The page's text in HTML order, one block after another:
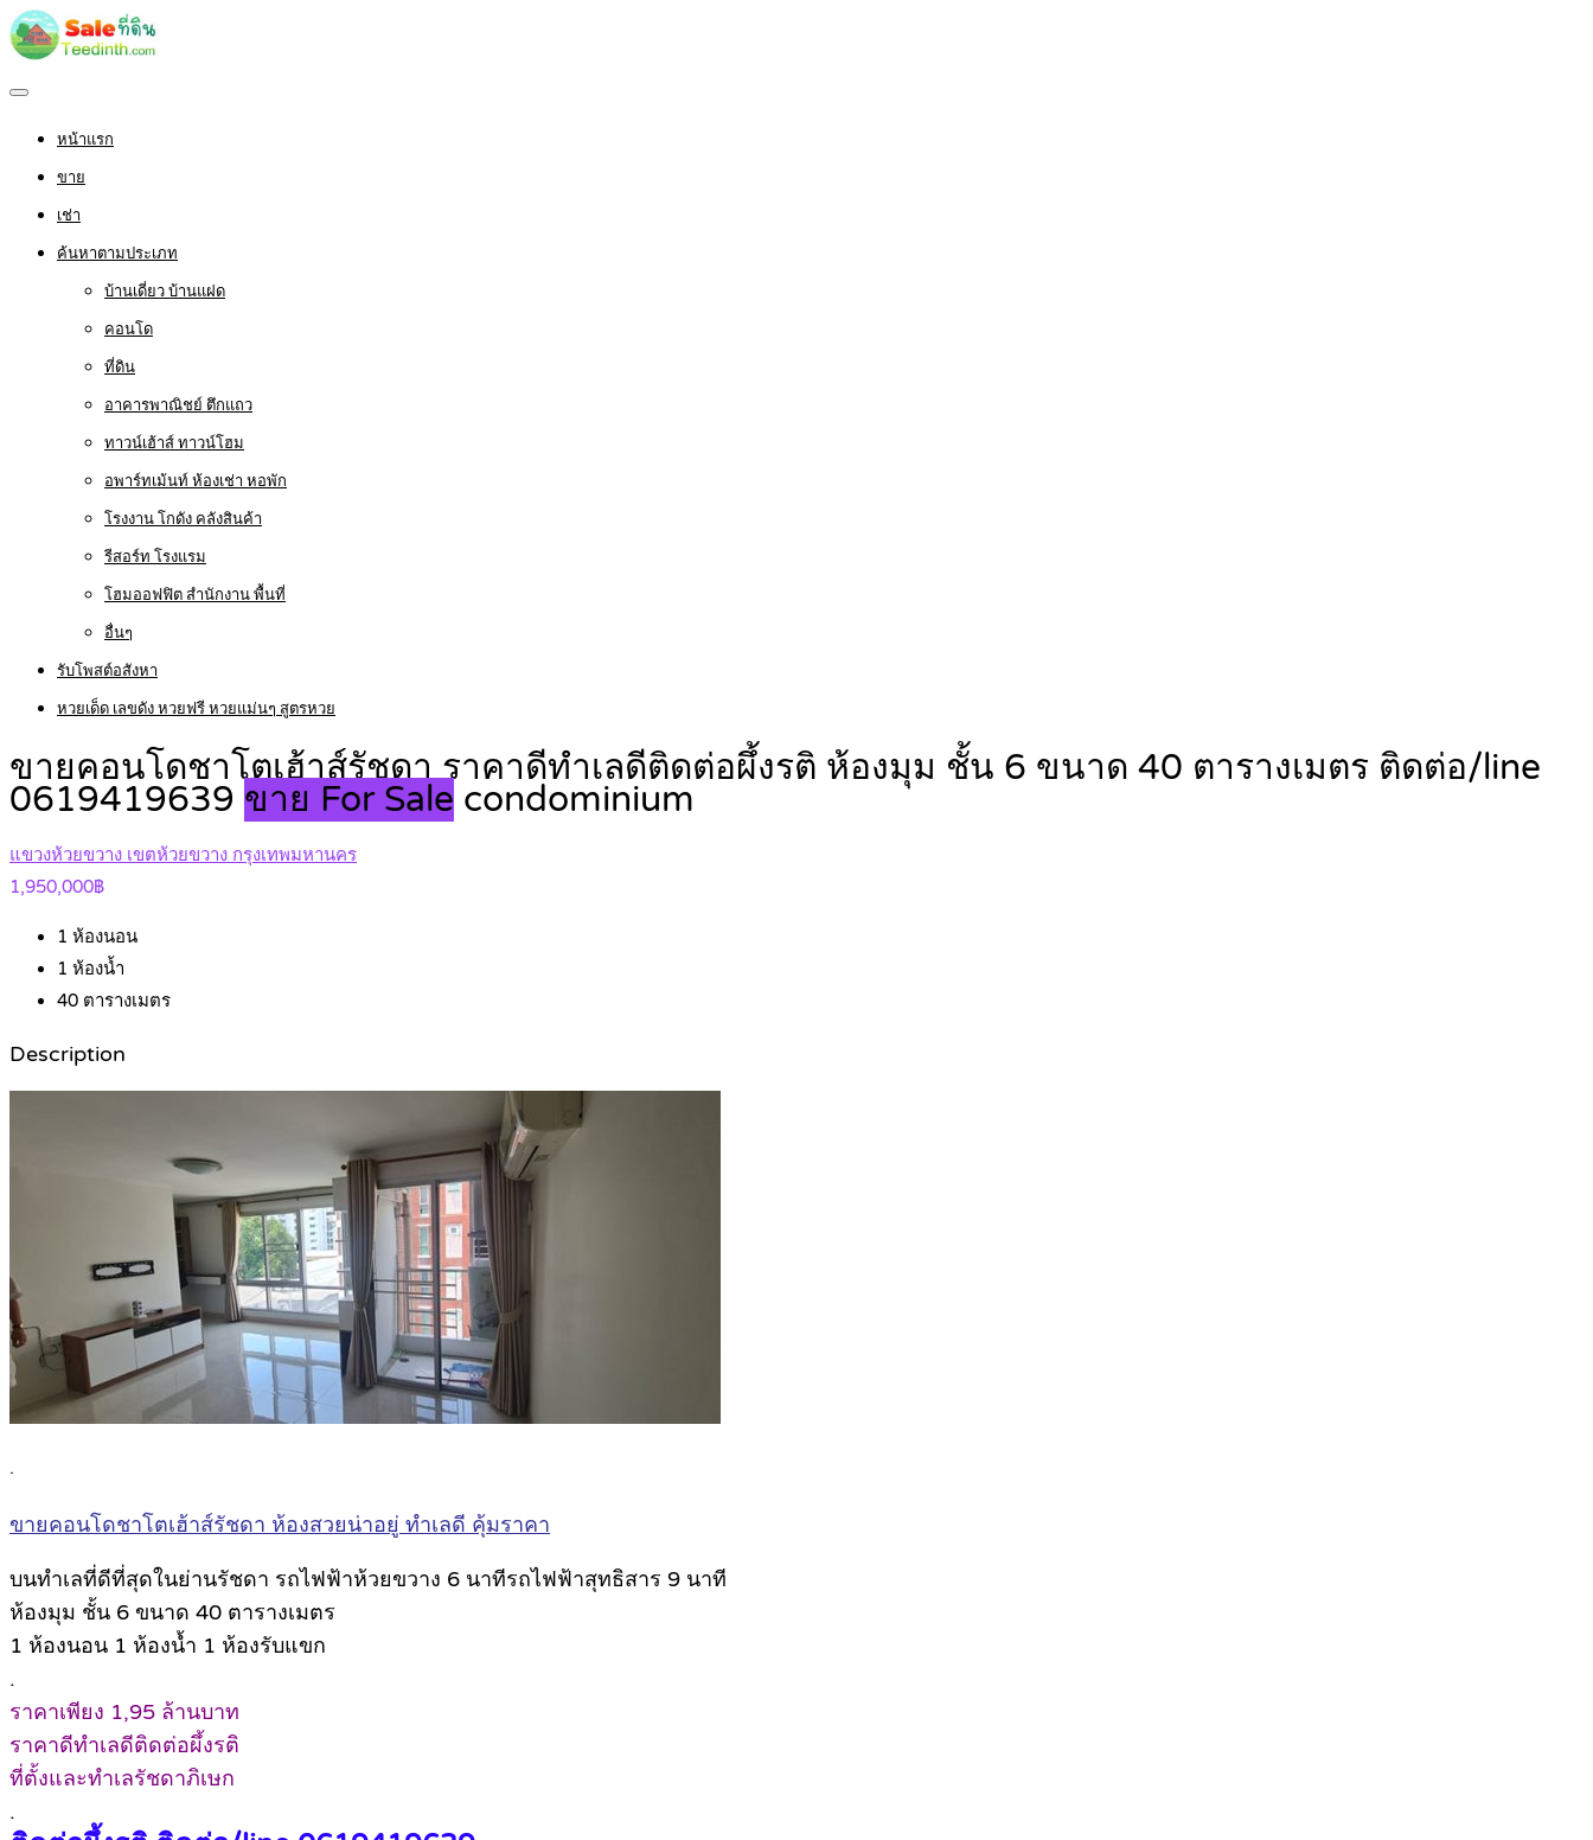
หน้าแรก
ขาย
เช่า
ค้นหาตามประเภท
บ้านเดี่ยว บ้านแฝด
คอนโด
ที่ดิน
อาคารพาณิชย์ ตึกแถว
ทาวน์เฮ้าส์ ทาวน์โฮม
อพาร์ทเม้นท์ ห้องเช่า หอพัก
โรงงาน โกดัง คลังสินค้า
รีสอร์ท โรงแรม
โฮมออฟฟิต สำนักงาน พื้นที่
อื่นๆ
รับโพสต์อสังหา
หวยเด็ด เลขดัง หวยฟรี หวยแม่นๆ สูตรหวย
ขายคอนโดชาโตเฮ้าส์รัชดา ราคาดีทำเลดีติดต่อผึ้งรติ ห้องมุม ชั้น 6 ขนาด 40 ตารางเมตร ติดต่อ/line
0619419639 ขาย For Sale condominium
แขวงห้วยขวาง เขตห้วยขวาง กรุงเทพมหานคร
1,950,000฿
1 ห้องนอน
1 ห้องน้ำ
40 ตารางเมตร
Description
.
ขายคอนโดชาโตเฮ้าส์รัชดา ห้องสวยน่าอยู่ ทำเลดี คุ้มราคา
บนทำเลที่ดีที่สุดในย่านรัชดา รถไฟฟ้าห้วยขวาง 6 นาทีรถไฟฟ้าสุทธิสาร 9 นาที
ห้องมุม ชั้น 6 ขนาด 40 ตารางเมตร
1 ห้องนอน 1 ห้องน้ำ 1 ห้องรับแขก
.
ราคาเพียง 1,95 ล้านบาท
ราคาดีทำเลดีติดต่อผึ้งรติ
ที่ตั้งและทำเลรัชดาภิเษก
.